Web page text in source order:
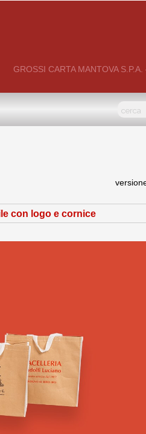
GROSSI CARTA MANTOVA
con logo e cornice